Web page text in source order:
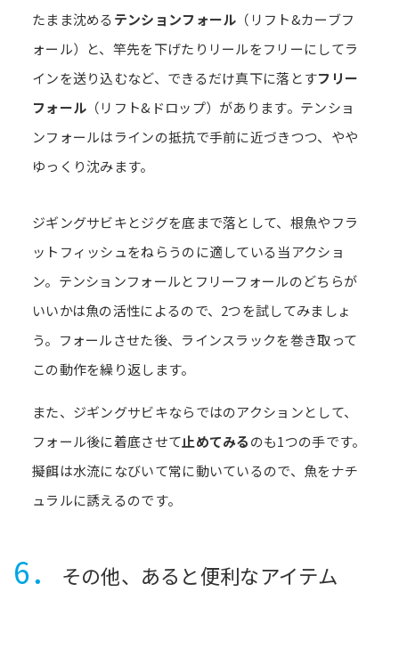
たまま沈める テンションフォール （リフト&カーブフ
ォール）と、竿先を下げたりリールをフリーにしてラ
インを送り込むなど、できるだけ真下に落とすフリー
フォール （リフト&ドロップ）があります。テンショ
ンフォールはラインの抵抗で手前に近づきつつ、やや
ゆっくり沈みます。
ジギングサビキとジグを底まで落として、根魚やフラ
ットフィッシュをねらうのに適している当アクショ
ン。テンションフォールとフリーフォールのどちらが
いいかは魚の活性によるので、2つを試してみましょ
う。フォールさせた後、ラインスラックを巻き取って
この動作を繰り返します。
また、ジギングサビキならではのアクションとして、
フォール後に着底させて止めてみるのも1つの手です。
擬餌は水流になびいて常に動いているので、魚をナチ
ュラルに誘えるのです。
6． その他、あると便利なアイテム